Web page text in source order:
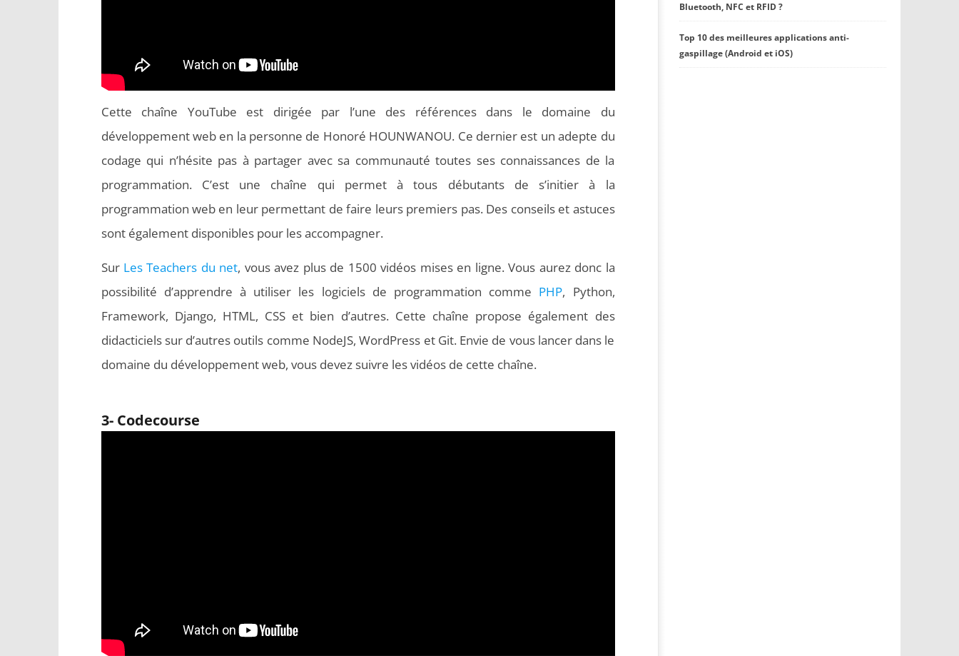
Cette chaîne YouTube est dirigée par l’une des références dans le domaine du
développement web en la personne de Honoré HOUNWANOU. Ce dernier est un adepte du
codage qui n’hésite pas à partager avec sa communauté toutes ses connaissances de la
programmation. C’est une chaîne qui permet à tous débutants de s’initier à la
programmation web en leur permettant de faire leurs premiers pas. Des conseils et astuces
sont également disponibles pour les accompagner.
Sur Les Teachers du net, vous avez plus de 1500 vidéos mises en ligne. Vous aurez donc la
possibilité d’apprendre à utiliser les logiciels de programmation comme PHP, Python,
Framework, Django, HTML, CSS et bien d’autres. Cette chaîne propose également des
didacticiels sur d’autres outils comme NodeJS, WordPress et Git. Envie de vous lancer dans le
domaine du développement web, vous devez suivre les vidéos de cette chaîne.
3- Codecourse
Bluetooth, NFC et RFID ?
Top 10 des meilleures applications anti-
gaspillage (Android et iOS)